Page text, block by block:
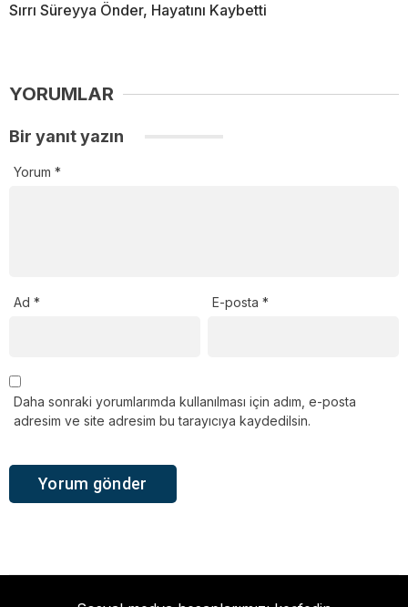
Sırrı Süreyya Önder, Hayatını Kaybetti
YORUMLAR
Bir yanıt yazın
Yorum *
Ad * E-posta*
Daha sonraki yorumlarımda kullanılması için adım, e-posta
adresim ve site adresim bu tarayıcıya kaydedilsin.